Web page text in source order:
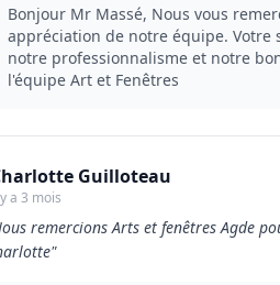
Bonjour Mr Massé, Nous vous
appréciation de notre équipe.
notre professionnalisme et notre
l'équipe Art et Fenêtres
Guilloteau
a 3 mois
remercions Arts et fenêtres Agde